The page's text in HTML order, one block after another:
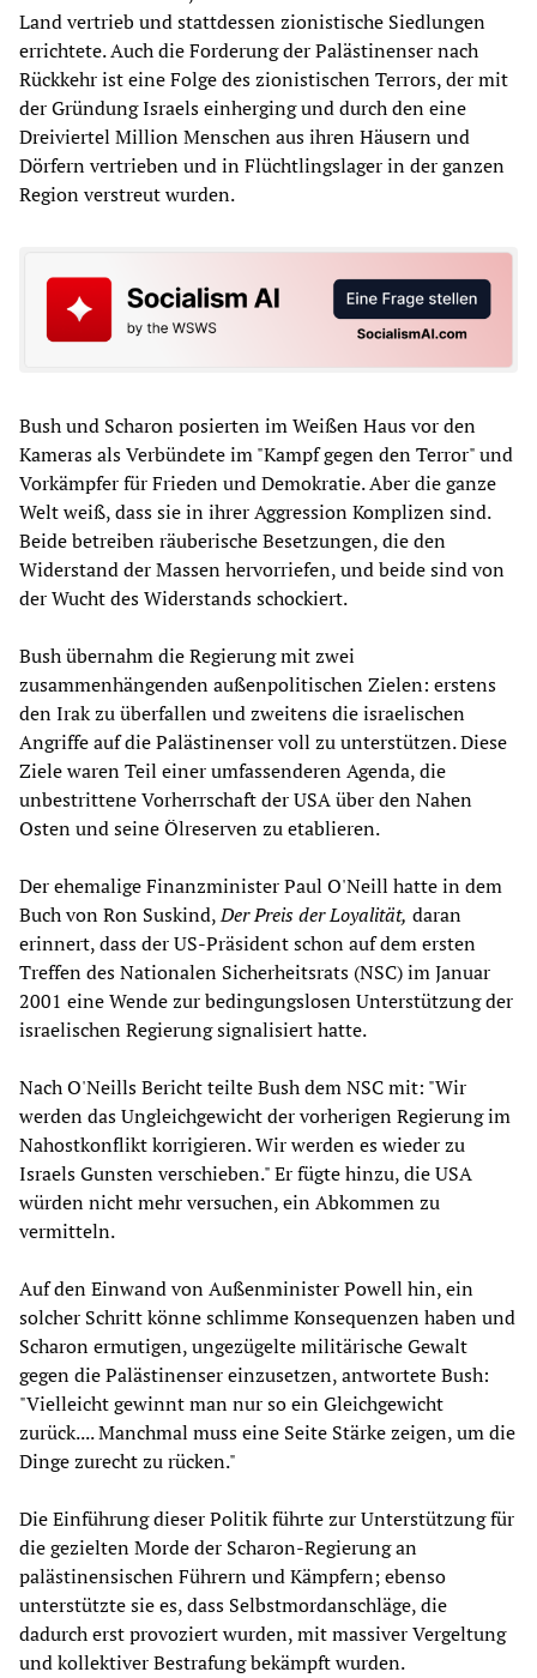
Land vertrieb und stattdessen zionistische Siedlungen
errichtete. Auch die Forderung der Palästinenser nach
Rückkehr ist eine Folge des zionistischen Terrors, der mit
der Gründung Israels einherging und durch den eine
Dreiviertel Million Menschen aus ihren Häusern und
Dörfern vertrieben und in Flüchtlingslager in der ganzen
Region verstreut wurden.
Bush und Scharon posierten im Weißen Haus vor den
Kameras als Verbündete im "Kampf gegen den Terror" und
Vorkämpfer für Frieden und Demokratie. Aber die ganze
Welt weiß, dass sie in ihrer Aggression Komplizen sind.
Beide betreiben räuberische Besetzungen, die den
Widerstand der Massen hervorriefen, und beide sind von
der Wucht des Widerstands schockiert.
Bush übernahm die Regierung mit zwei
zusammenhängenden außenpolitischen Zielen: erstens
den Irak zu überfallen und zweitens die israelischen
Angriffe auf die Palästinenser voll zu unterstützen. Diese
Ziele waren Teil einer umfassenderen Agenda, die
unbestrittene Vorherrschaft der USA über den Nahen
Osten und seine Ölreserven zu etablieren.
Der ehemalige Finanzminister Paul O'Neill hatte in dem
Buch von Ron Suskind,Der Preis der Loyalität, daran
erinnert, dass der US-Präsident schon auf dem ersten
Treffen des Nationalen Sicherheitsrats (NSC) im Januar
2001 eine Wende zur bedingungslosen Unterstützung der
israelischen Regierung signalisiert hatte.
Nach O'Neills Bericht teilte Bush dem NSC mit: "Wir
werden das Ungleichgewicht der vorherigen Regierung im
Nahostkonflikt korrigieren. Wir werden es wieder zu
Israels Gunsten verschieben." Er fügte hinzu, die USA
würden nicht mehr versuchen, ein Abkommen zu
vermitteln.
Auf den Einwand von Außenminister Powell hin, ein
solcher Schritt könne schlimme Konsequenzen haben und
Scharon ermutigen, ungezügelte militärische Gewalt
gegen die Palästinenser einzusetzen, antwortete Bush:
"Vielleicht gewinnt man nur so ein Gleichgewicht
zurück.... Manchmal muss eine Seite Stärke zeigen, um die
Dinge zurecht zu rücken."
Die Einführung dieser Politik führte zur Unterstützung für
die gezielten Morde der Scharon-Regierung an
palästinensischen Führern und Kämpfern; ebenso
unterstützte sie es, dass Selbstmordanschläge, die
dadurch erst provoziert wurden, mit massiver Vergeltung
und kollektiver Bestrafung bekämpft wurden.